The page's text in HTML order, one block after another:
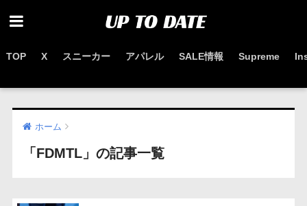
TOP X スニーカー アパレル SALE情報 Supreme
ホーム
「FDMTL」の記事一覧